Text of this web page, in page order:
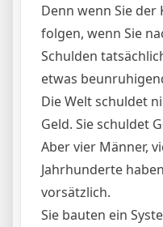
Denn wenn Sie
folgen, wenn Sie
Schulden
etwas
Die Welt schuldet
Geld. Sie schuldet
Aber vier Männer,
Jahrhunderte
vorsätzlich.
Sie bauten ein